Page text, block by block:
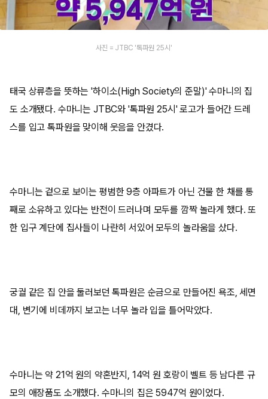
사진 = JTBC '톡파원 25시'
태국 상류층을 뜻하는 '하이소(High Society의 준말)' 수마니의 집
도 소개됐다. 수마니는 JTBC와 '톡파원 25시' 로고가 들어간 드레
스를 입고 톡파원을 맞이해 웃음을 안겼다.
수마니는 겉으로 보이는 평범한 9층 아파트가 아닌 건물 한 채를 통
째로 소유하고 있다는 반전이 드러나며 모두를 깜짝 놀라게 했다. 또
한 입구 계단에 집사들이 나란히 서있어 모두의 놀라움을 샀다.
궁궐 같은 집 안을 둘러보던 톡파원은 순금으로 만들어진 욕조, 세면
대, 변기에 비데까지 보고는 너무 놀라 입을 틀어막았다.
수마니는 약 21억 원의 약혼반지, 14억 원 호랑이 벨트 등 남다른 규
모의 애장품도 소개했다. 수마니의 집은 5947억 원이었다.